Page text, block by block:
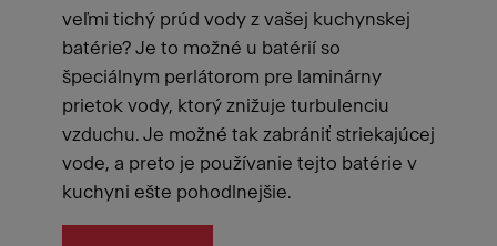
veľmi tichý prúd vody z vašej kuchynskej
batérie? Je to možné u batérií so
špeciálnym perlátorom pre laminárny
prietok vody, ktorý znižuje turbulenciu
vzduchu. Je možné tak zabrániť striekajúcej
vode, a preto je používanie tejto batérie v
kuchyni ešte pohodlnejšie.